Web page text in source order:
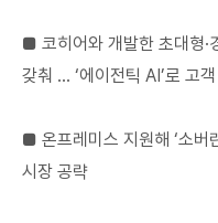
■ 코히어와 개발한 초대형
갖춰 … ‘에이전틱 AI’로 고
■ 온프레미스 지원해 ‘소버
시장 공략